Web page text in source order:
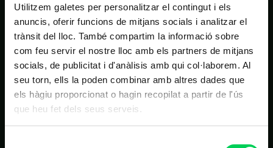
Utilitzem galetes per personalitzar el contingut i els
anuncis, oferir funcions de mitjans socials i analitzar el
trànsit del lloc. També compartim la informació sobre
com feu servir el nostre lloc amb els partners de mitjans
socials, de publicitat i d'anàlisis amb qui col·laborem. Al
seu torn, ells la poden combinar amb altres dades que
els hàgiu proporcionat o hagin recopilat a partir de l'ús
que heu fet dels seus serveis.
NAVEGACIÓ PRINCIPAL
Inici
Estudis
Nosaltres
Alumnes